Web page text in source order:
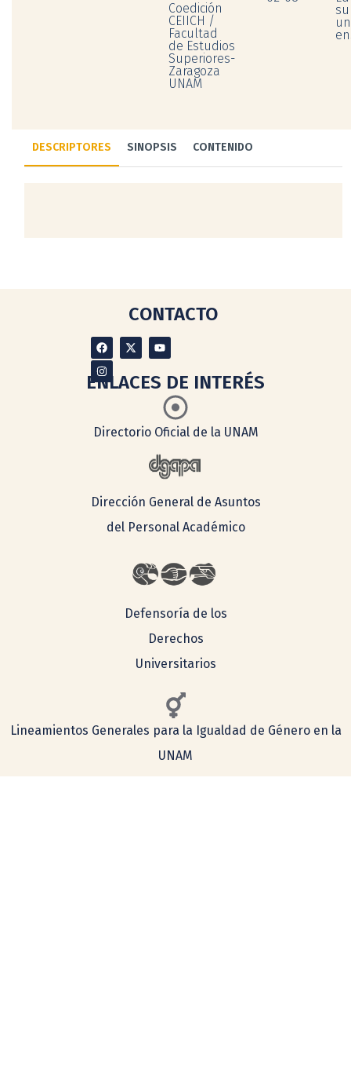
Coedición
CEIICH /
Facultad
de Estudios
Superiores-
Zaragoza 
UNAM
DESCRIPTORES SINOPSIS CONTENIDO
CONTACTO
ENLACES DE INTERÉS
Directorio Oficial de la UNAM
Dirección General de Asuntos
del Personal Académico
Defensoría de los
Derechos
Universitarios
Lineamientos Generales para la Igualdad de Género en la
UNAM